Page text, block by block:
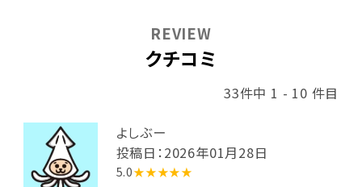
クチコミ
REVIEW
33件中 1 - 10 件目
よしぶー
投稿日：2026年01月28日
5.0★★★★★